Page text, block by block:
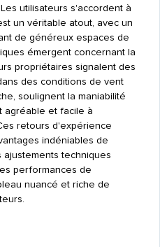
utilisateurs s'accordent à
un véritable atout, avec un
de généreux espaces de
émergent concernant la
propriétaires signalent des
des conditions de vent
soulignent la maniabilité
agréable et facile à
retours d'expérience
indéniables de
techniques
performances de
nuancé et riche de